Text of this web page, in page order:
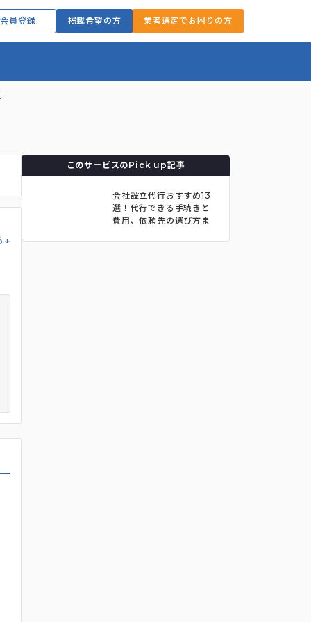
会員登録 掲載希望の方 業者選定でお困りの方
↓
このサービスのPick up記事
会社設立代行おすすめ13
選！代行できる手続きと
費用、依頼先の選び方ま